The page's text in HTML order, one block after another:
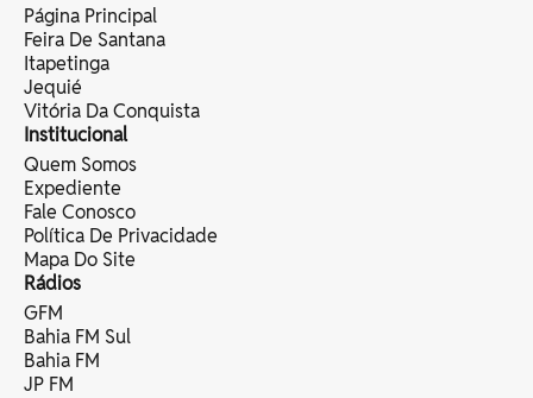
Página Principal
Feira De Santana
Itapetinga
Jequié
Vitória Da Conquista
Institucional
Quem Somos
Expediente
Fale Conosco
Política De Privacidade
Mapa Do Site
Rádios
GFM
Bahia FM Sul
Bahia FM
JP FM